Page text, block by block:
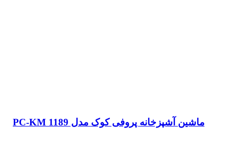
ماشین آشپزخانه پروفی کوک مدل PC-KM 1189